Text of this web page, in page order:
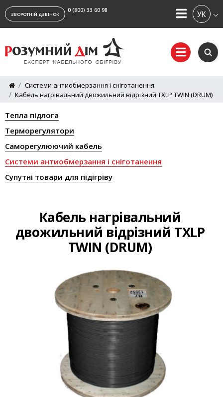
ЗВОРОТНІЙ ДЗВІНОК
0 (800) 33 60 98
Системи антиобмерзання і сніготанення
Кабель нагрівальний двожильний відрізний TXLP TWIN (DRUM)
Тепла підлога
Терморегулятори
Саморегулюючий кабель
Системи антиобмерзання і сніготанення
Супутні товари для підігріву
Кабель нагрівальний
двожильний відрізний TXLP
TWIN (DRUM)